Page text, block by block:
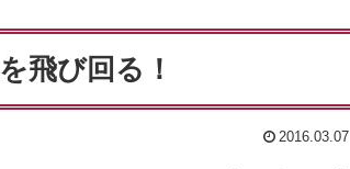
飛び回る！
2016.03.07